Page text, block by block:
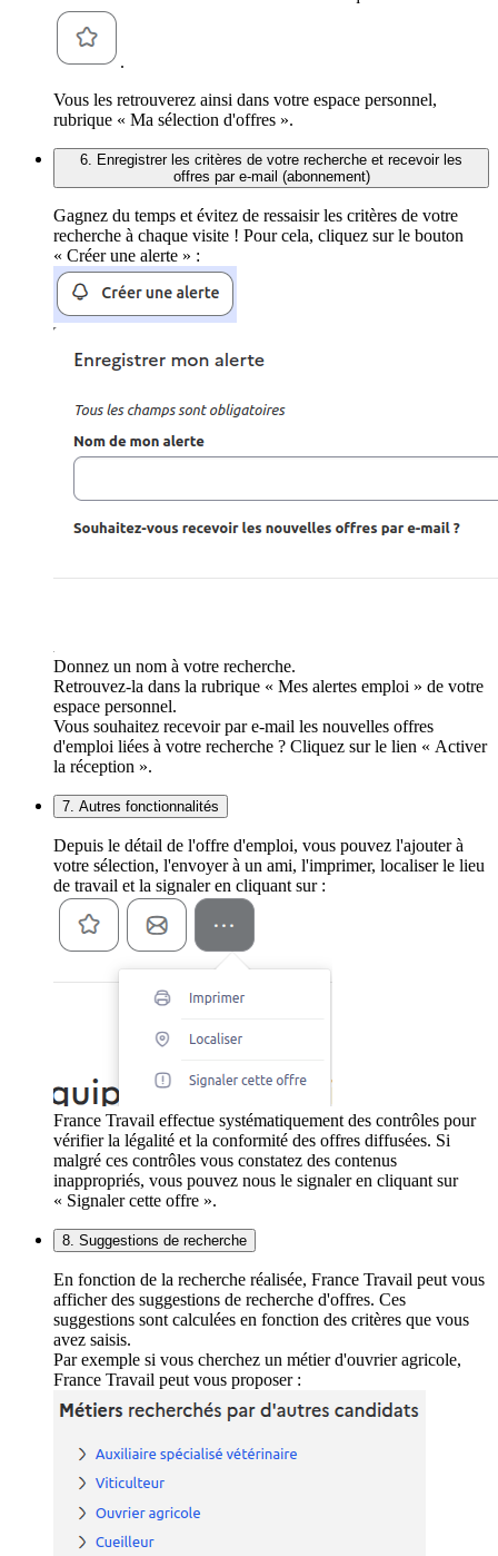
.
Vous les retrouverez ainsi dans votre espace personnel,
rubrique « Ma sélection d'offres ».
6. Enregistrer les critères de votre recherche et recevoir les
offres par e-mail (abonnement)
Gagnez du temps et évitez de ressaisir les critères de votre
recherche à chaque visite ! Pour cela, cliquez sur le bouton
« Créer une alerte » :
Donnez un nom à votre recherche.
Retrouvez-la dans la rubrique « Mes alertes emploi » de votre
espace personnel.
Vous souhaitez recevoir par e-mail les nouvelles offres
d'emploi liées à votre recherche ? Cliquez sur le lien « Activer
la réception ».
7. Autres fonctionnalités
Depuis le détail de l'offre d'emploi, vous pouvez l'ajouter à
votre sélection, l'envoyer à un ami, l'imprimer, localiser le lieu
de travail et la signaler en cliquant sur :
France Travail effectue systématiquement des contrôles pour
vérifier la légalité et la conformité des offres diffusées. Si
malgré ces contrôles vous constatez des contenus
inappropriés, vous pouvez nous le signaler en cliquant sur
« Signaler cette offre ».
8. Suggestions de recherche
En fonction de la recherche réalisée, France Travail peut vous
afficher des suggestions de recherche d'offres. Ces
suggestions sont calculées en fonction des critères que vous
avez saisis.
Par exemple si vous cherchez un métier d'ouvrier agricole,
France Travail peut vous proposer :